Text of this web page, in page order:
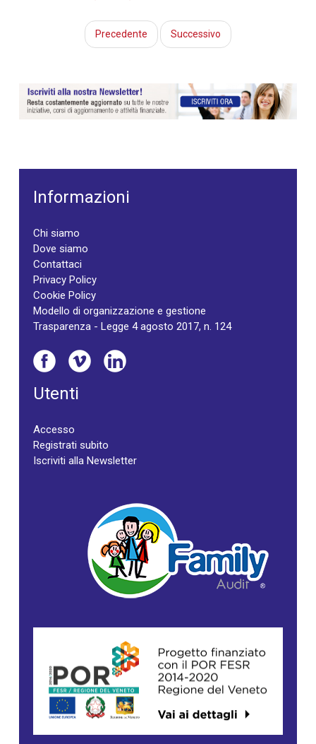
Precedente Successivo
Informazioni
Chi siamo
Dove siamo
Contattaci
Privacy Policy
Cookie Policy
Modello di organizzazione e gestione
Trasparenza - Legge 4 agosto 2017, n. 124
Utenti
Accesso
Registrati subito
Iscriviti alla Newsletter